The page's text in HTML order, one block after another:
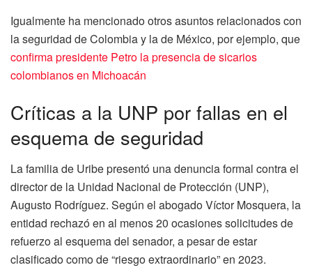
Igualmente ha mencionado otros asuntos relacionados con
la seguridad de Colombia y la de México, por ejemplo, que
confirma presidente Petro la presencia de sicarios
colombianos en Michoacán
Críticas a la UNP por fallas en el
esquema de seguridad
La familia de Uribe presentó una denuncia formal contra el
director de la Unidad Nacional de Protección (UNP),
Augusto Rodríguez. Según el abogado Víctor Mosquera, la
entidad rechazó en al menos 20 ocasiones solicitudes de
refuerzo al esquema del senador, a pesar de estar
clasificado como de “riesgo extraordinario” en 2023.